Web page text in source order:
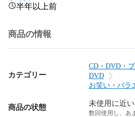
半年以上前
商品の情報
カテゴリー
CD・DVD・
DVD
お笑い・バラ
商品の状態 未使用に近い
数回使用し、あ